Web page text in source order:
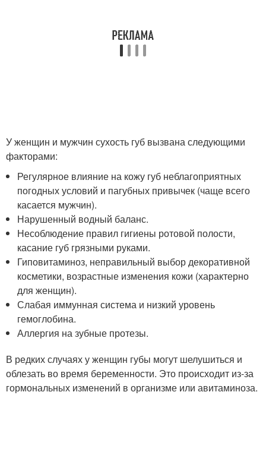
У женщин и мужчин сухость губ вызвана следующими
факторами:
Регулярное влияние на кожу губ неблагоприятных
погодных условий и пагубных привычек (чаще всего
касается мужчин).
Нарушенный водный баланс.
Несоблюдение правил гигиены ротовой полости,
касание губ грязными руками.
Гиповитаминоз, неправильный выбор декоративной
косметики, возрастные изменения кожи (характерно
для женщин).
Слабая иммунная система и низкий уровень
гемоглобина.
Аллергия на зубные протезы.
В редких случаях у женщин губы могут шелушиться и
облезать во время беременности. Это происходит из-за
гормональных изменений в организме или авитаминоза.